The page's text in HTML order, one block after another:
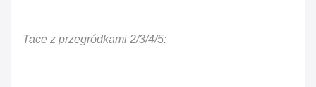
Tace z przegródkami 2/3/4/5: